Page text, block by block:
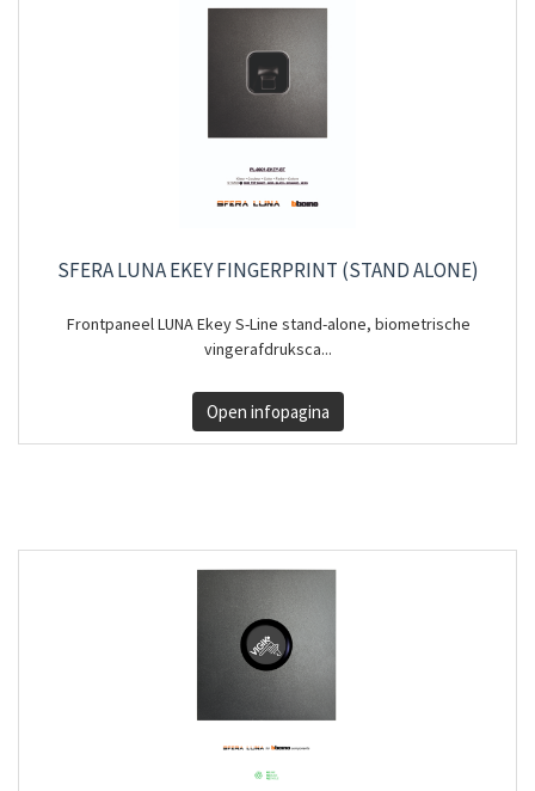
SFERA LUNA EKEY FINGERPRINT (STAND ALONE)
Frontpaneel LUNA Ekey S-Line stand-alone, biometrische
vingerafdruksca...
Open infopagina